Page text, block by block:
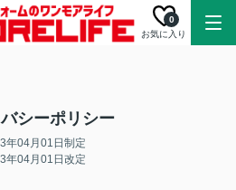
お気に入り
0
シーポリシー
年04月01日制定
年04月01日改定